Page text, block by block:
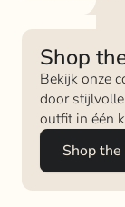
Shop
Bekijk onze
door
outfit in één
Shop